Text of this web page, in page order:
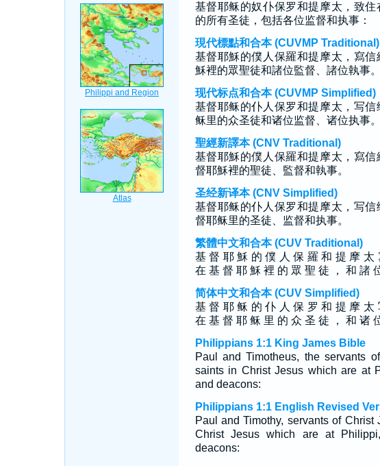
基督耶稣的奴仆保罗和提摩太，致
的所有圣徒，包括各位监督和执事：
現代標點和合本 (CUVMP Traditional)
基督耶穌的僕人保羅和提摩太，寫
穌裡的眾聖徒和諸位監督、諸位執事。
现代标点和合本 (CUVMP Simplified)
基督耶稣的仆人保罗和提摩太，写
稣里的众圣徒和诸位监督、诸位执事。
聖經新譯本 (CNV Traditional)
基督耶穌的僕人保羅和提摩太，寫
督耶穌裡的聖徒、監督和執事。
圣经新译本 (CNV Simplified)
基督耶稣的仆人保罗和提摩太，写
督耶稣里的圣徒、监督和执事。
繁體中文和合本 (CUV Traditional)
基 督 耶 穌 的 僕 人 保 羅 和 提 摩 太
在 基 督 耶 穌 裡 的 眾 聖 徒 ， 和 諸
简体中文和合本 (CUV Simplified)
基 督 耶 稣 的 仆 人 保 罗 和 提 摩 太
在 基 督 耶 稣 里 的 众 圣 徒 ， 和 诸
Philippians 1:1 King James Bible
Paul and Timotheus, the servants
saints in Christ Jesus which are at
and deacons:
Philippians 1:1 English Revised
Paul and Timothy, servants of
Christ Jesus which are at
deacons: